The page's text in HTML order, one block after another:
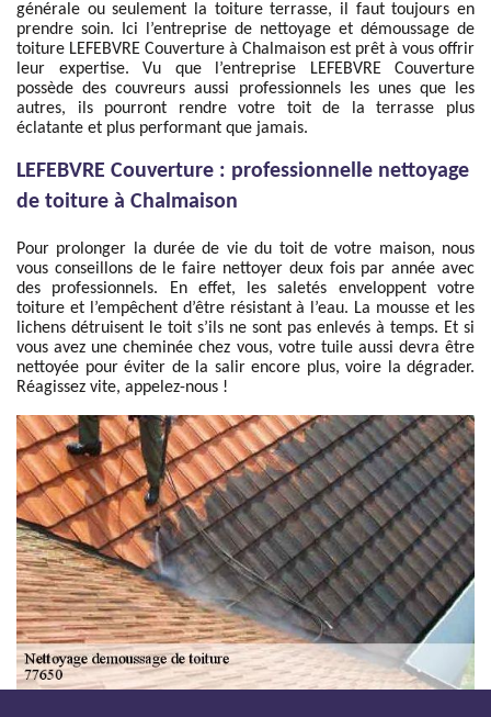
générale ou seulement la toiture terrasse, il faut toujours en
prendre soin. Ici l’entreprise de nettoyage et démoussage de
toiture LEFEBVRE Couverture à Chalmaison est prêt à vous offrir
leur expertise. Vu que l’entreprise LEFEBVRE Couverture
possède des couvreurs aussi professionnels les unes que les
autres, ils pourront rendre votre toit de la terrasse plus
éclatante et plus performant que jamais.
LEFEBVRE Couverture : professionnelle nettoyage
de toiture à Chalmaison
Pour prolonger la durée de vie du toit de votre maison, nous
vous conseillons de le faire nettoyer deux fois par année avec
des professionnels. En effet, les saletés enveloppent votre
toiture et l’empêchent d’être résistant à l’eau. La mousse et les
lichens détruisent le toit s’ils ne sont pas enlevés à temps. Et si
vous avez une cheminée chez vous, votre tuile aussi devra être
nettoyée pour éviter de la salir encore plus, voire la dégrader.
Réagissez vite, appelez-nous !